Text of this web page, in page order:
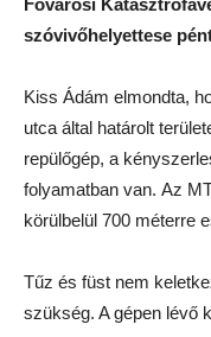
Fővárosi
szóvivőhelyettese
Kiss Ádám elmondta,
utca által határolt
repülőgép, a
folyamatban van. Az
körülbelül 700 méterre
Tűz és füst nem
szükség. A gépen lévő